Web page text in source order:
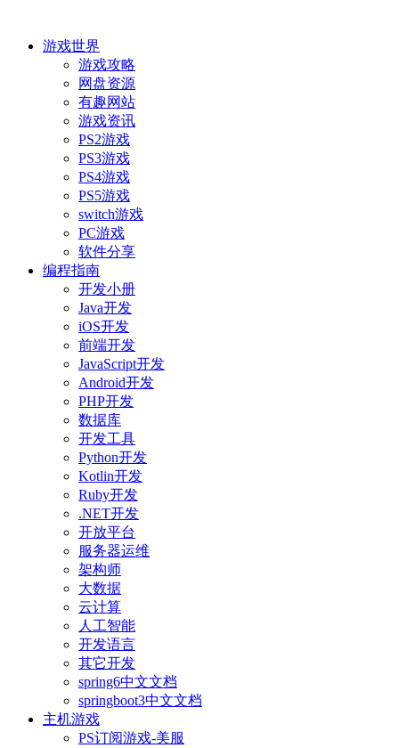
游戏世界
游戏攻略
网盘资源
有趣网站
游戏资讯
PS2游戏
PS3游戏
PS4游戏
PS5游戏
switch游戏
PC游戏
软件分享
编程指南
开发小册
Java开发
iOS开发
前端开发
JavaScript开发
Android开发
PHP开发
数据库
开发工具
Python开发
Kotlin开发
Ruby开发
.NET开发
开放平台
服务器运维
架构师
大数据
云计算
人工智能
开发语言
其它开发
spring6中文文档
springboot3中文文档
主机游戏
PS订阅游戏-美服